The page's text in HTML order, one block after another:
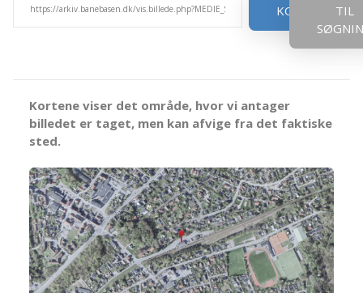
KOPIER
TIL
Kortene viser det område, hvor vi antager
billedet er taget, men kan afvige fra det faktiske
sted.